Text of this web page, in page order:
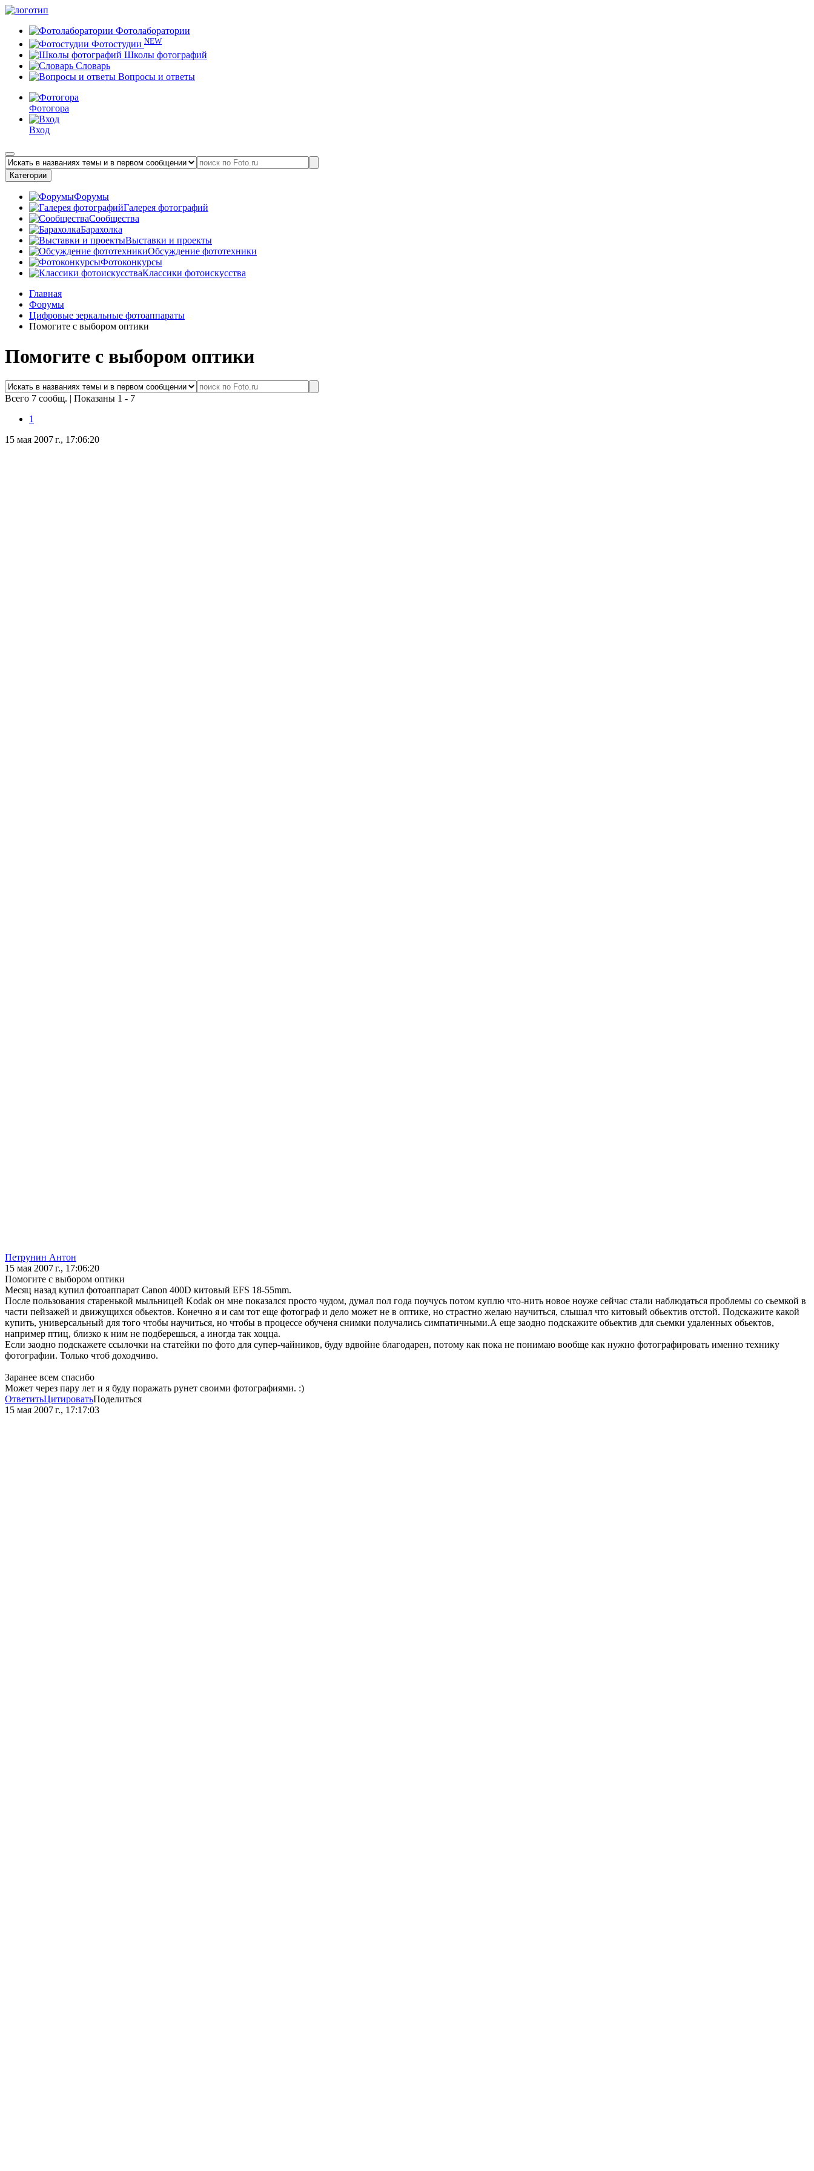
Фотолаборатории
Фотостудии NEW
Школы фотографий
Словарь
Вопросы и ответы
Фотогора
Вход
Категории
Форумы
Галерея фотографий
Сообщества
Барахолка
Выставки и проекты
Обсуждение фототехники
Фотоконкурсы
Классики фотоискусства
Главная
Форумы
Цифровые зеркальные фотоаппараты
Помогите с выбором оптики
Помогите с выбором оптики
Всего 7 сообщ. | Показаны 1 - 7
1
15 мая 2007 г., 17:06:20
Петрунин Антон
15 мая 2007 г., 17:06:20
Помогите с выбором оптики
Месяц назад купил фотоаппарат Canon 400D китовый EFS 18-55mm.
После пользования старенькой мыльницей Kodak он мне показался просто чудом, думал пол года поучусь потом куплю что-нить новое ноуже сейчас стали наблюдаться проблемы со сьемкой в
части пейзажей и движущихся обьектов. Конечно я и сам тот еще фотограф и дело может не в оптике, но страстно желаю научиться, слышал что китовый обьектив отстой. Подскажите какой
купить, универсальный для того чтобы научиться, но чтобы в процессе обученя снимки получались симпатичными.А еще заодно подскажите обьектив для сьемки удаленных обьектов,
например птиц, близко к ним не подберешься, а иногда так хоцца.
Если заодно подскажете ссылочки на статейки по фото для супер-чайников, буду вдвойне благодарен, потому как пока не понимаю вообще как нужно фотографировать именно технику
фотографии. Только чтоб доходчиво.
Заранее всем спасибо
Может через пару лет и я буду поражать рунет своими фотографиями. :)
ОтветитьЦитироватьПоделиться
15 мая 2007 г., 17:17:03